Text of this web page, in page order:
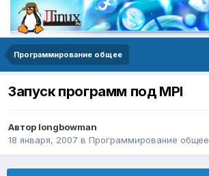
Программирование общее
Запуск программ под MPI
Автор longbowman
18 января, 2007 в Программирование общее